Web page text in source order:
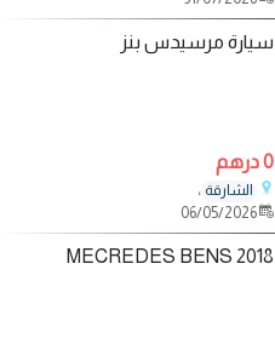
سيارة مرسيدس بنز
0 درهم
الشارقة ،
06/05/2026
2018 MECREDES BENS